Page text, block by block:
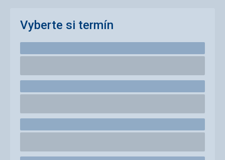
Vyberte si termín